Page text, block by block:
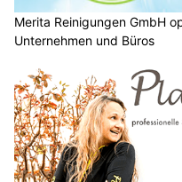
Merita Reinigungen GmbH
Unternehmen und Büros